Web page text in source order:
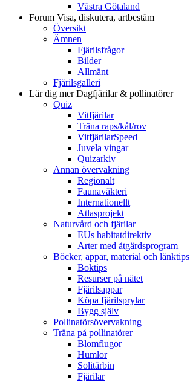
Västra Götaland
Forum Visa, diskutera, artbestäm
Översikt
Ämnen
Fjärilsfrågor
Bilder
Allmänt
Fjärilsgalleri
Lär dig merDagfjärilar & pollinatörer
Quiz
Vitfjärilar
Träna raps/kål/rov
VitfjärilarSpeed
Juvela vingar
Quizarkiv
Annan övervakning
Regionalt
Faunaväkteri
Internationellt
Atlasprojekt
Naturvård och fjärilar
EUs habitatdirektiv
Arter med åtgärdsprogram
Böcker, appar, material och länktips
Boktips
Resurser på nätet
Fjärilsappar
Köpa fjärilsprylar
Bygg själv
Pollinatörsövervakning
Träna på pollinatörer
Blomflugor
Humlor
Solitärbin
Fjärilar